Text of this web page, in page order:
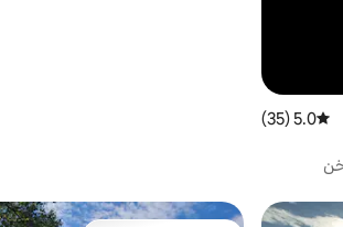
متوسط التقييم 5.0 من 5، 35 مراجعات
5.0 (35)